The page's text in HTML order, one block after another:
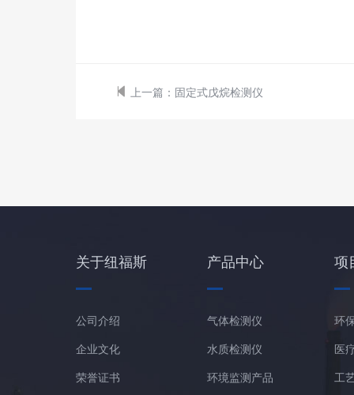
上一篇： 固定式戊烷检测仪
关于纽福斯
公司介绍
企业文化
荣誉证书
产品中心
气体检测仪
水质检测仪
环境监测产品
项
环
医
工